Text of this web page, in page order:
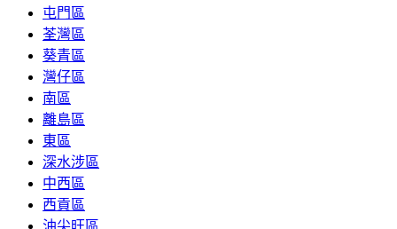
屯門區
荃灣區
葵青區
灣仔區
南區
離島區
東區
深水涉區
中西區
西貢區
油尖旺區